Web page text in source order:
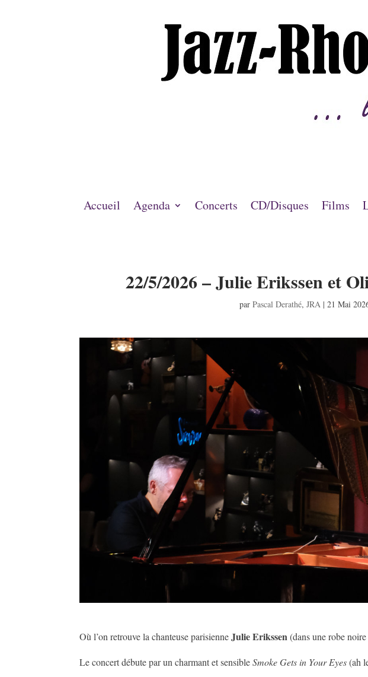
Accueil Agenda Concerts CD/Disques Films
22/5/2026 – Julie Erikssen et
par Pascal Derathé, JRA | 21 Mai
Où l’on retrouve la chanteuse parisienneJulie Erikssen(dans une robe
Le concert débute par un charmant et sensibleSmoke Gets in Your Eyes(ah